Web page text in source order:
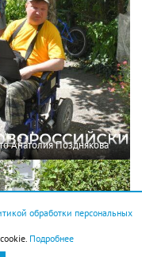
Анатолия Позднякова
обработки персональных
Подробнее